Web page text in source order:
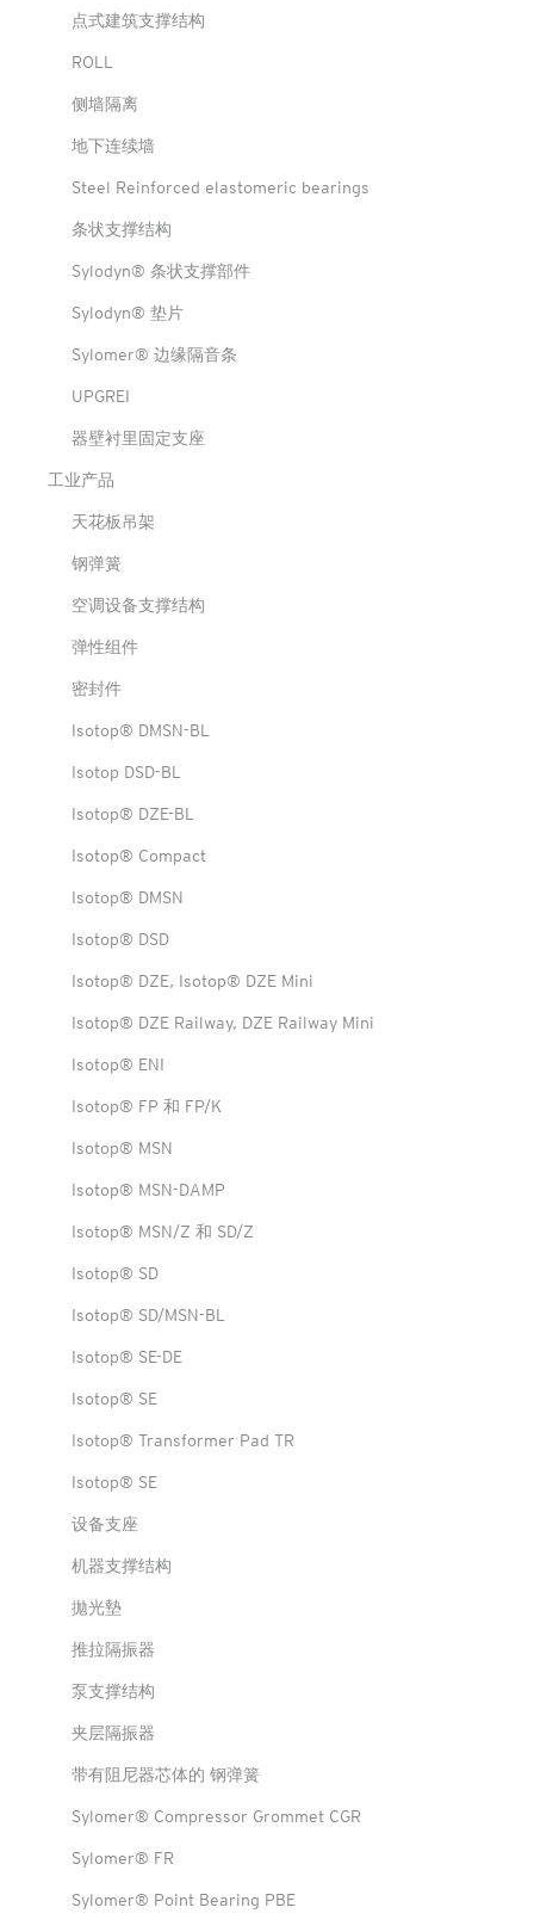
点式建筑支撑结构
ROLL
侧墙隔离
地下连续墙
Steel Reinforced elastomeric bearings
条状支撑结构
Sylodyn® 条状支撑部件
Sylodyn® 垫片
Sylomer® 边缘隔音条
UPGREI
器壁衬里固定支座
工业产品
天花板吊架
钢弹簧
空调设备支撑结构
弹性组件
密封件
Isotop® DMSN-BL
Isotop DSD-BL
Isotop® DZE-BL
Isotop® Compact
Isotop® DMSN
Isotop® DSD
Isotop® DZE, Isotop® DZE Mini
Isotop® DZE Railway, DZE Railway Mini
Isotop® ENI
Isotop® FP 和 FP/K
Isotop® MSN
Isotop® MSN-DAMP
Isotop® MSN/Z 和 SD/Z
Isotop® SD
Isotop® SD/MSN-BL
Isotop® SE-DE
Isotop® SE
Isotop® Transformer Pad TR
Isotop® SE
设备支座
机器支撑结构
拋光墊
推拉隔振器
泵支撑结构
夹层隔振器
带有阻尼器芯体的 钢弹簧
Sylomer® Compressor Grommet CGR
Sylomer® FR
Sylomer® Point Bearing PBE